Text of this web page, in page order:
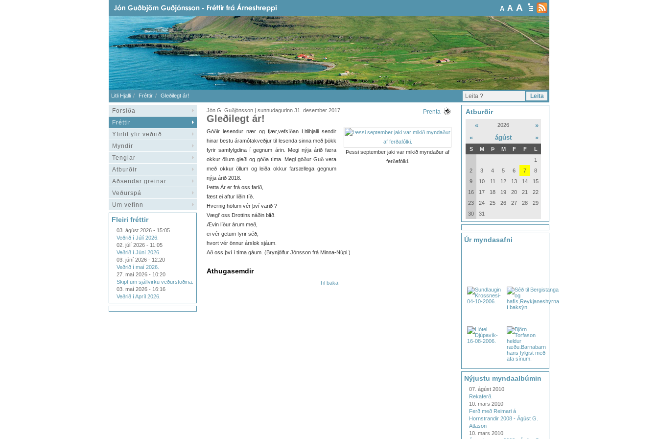
A A A
Litli Hjalli Fréttir Gleðilegt ár!
Forsíða
Fréttir
Yfirlit yfir veðrið
Myndir
Tenglar
Atburðir
Aðsendar greinar
Veðurspá
Um vefinn
Fleiri fréttir
03. ágúst 2026 - 15:05
Veðrið í Júlí 2026.
02. júlí 2026 - 11:05
Veðrið í Júní 2026.
03. júní 2026 - 12:20
Veðrið í maí 2026.
27. maí 2026 - 10:20
Skipt um sjálfvirku veðurstöðina.
03. maí 2026 - 16:16
Veðrið í Apríl 2026.
Jón G. Guðjónsson | sunnudagurinn 31. desember 2017 Prenta
Gleðilegt ár!
Þessi september jaki var mikið myndaður af
ferðafólki.
Góðir lesendur nær og fjær,vefsíðan Litlihjalli sendir
hinar bestu áramótakveðjur til lesenda sinna með þökk
fyrir samfylgdina í gegnum árin. Megi nýja árið færa
okkur öllum gleði og góða tíma. Megi góður Guð vera
með okkur öllum og leiða okkur farsællega gegnum
nýja árið 2018.
Þetta Ár er frá oss farið,
fæst ei aftur liðin tíð.
Hvernig höfum vér því varið ?
Vægi' oss Drottins náðin blíð.
Ævin líður árum með,
ei vér getum fyrir séð,
hvort vér önnur árslok sjáum.
Að oss því í tíma gáum. (Brynjólfur Jónsson frá Minna-Núpi.)
Athugasemdir
Til baka
Atburðir
« 2026
»
«
ágúst »
S M Þ M F F
L
1
2
3 4 5 6 7
8
9
10 11 12 13 14
15
16
17 18 19 20 21
22
23
24 25 26 27 28
29
30
31
Úr myndasafni
Nýjustu myndaalbúmin
07. ágúst 2010
Rekaferð.
10. mars 2010
Ferð með Reimari á
Hornstrandir 2008 - Ágúst G.
Atlason
10. mars 2010